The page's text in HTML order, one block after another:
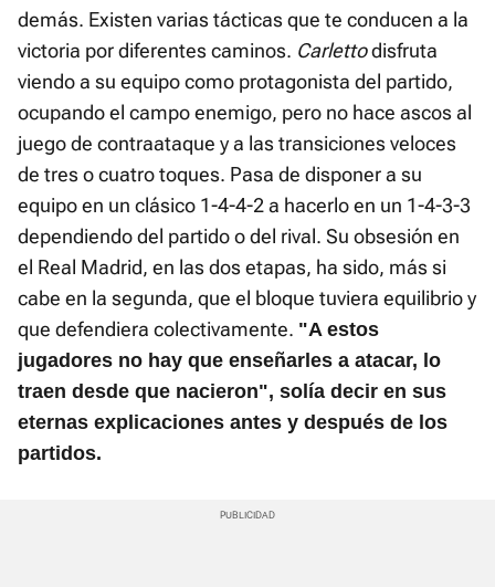
demás. Existen varias tácticas que te conducen a la
victoria por diferentes caminos. Carlettodisfruta
viendo a su equipo como protagonista del partido,
ocupando el campo enemigo, pero no hace ascos al
juego de contraataque y a las transiciones veloces
de tres o cuatro toques. Pasa de disponer a su
equipo en un clásico 1-4-4-2 a hacerlo en un 1-4-3-3
dependiendo del partido o del rival. Su obsesión en
el Real Madrid, en las dos etapas, ha sido, más si
cabe en la segunda, que el bloque tuviera equilibrio y
que defendiera colectivamente. "A estos
jugadores no hay que enseñarles a atacar, lo
traen desde que nacieron", solía decir en sus
eternas explicaciones antes y después de los
partidos.